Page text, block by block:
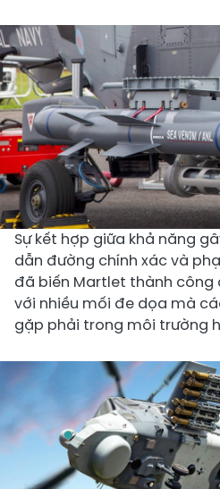
Sự kết hợp giữa khả năng
dẫn đường chính xác và
đã biến Martlet thành công
với nhiều mối đe dọa mà
gặp phải trong môi trường